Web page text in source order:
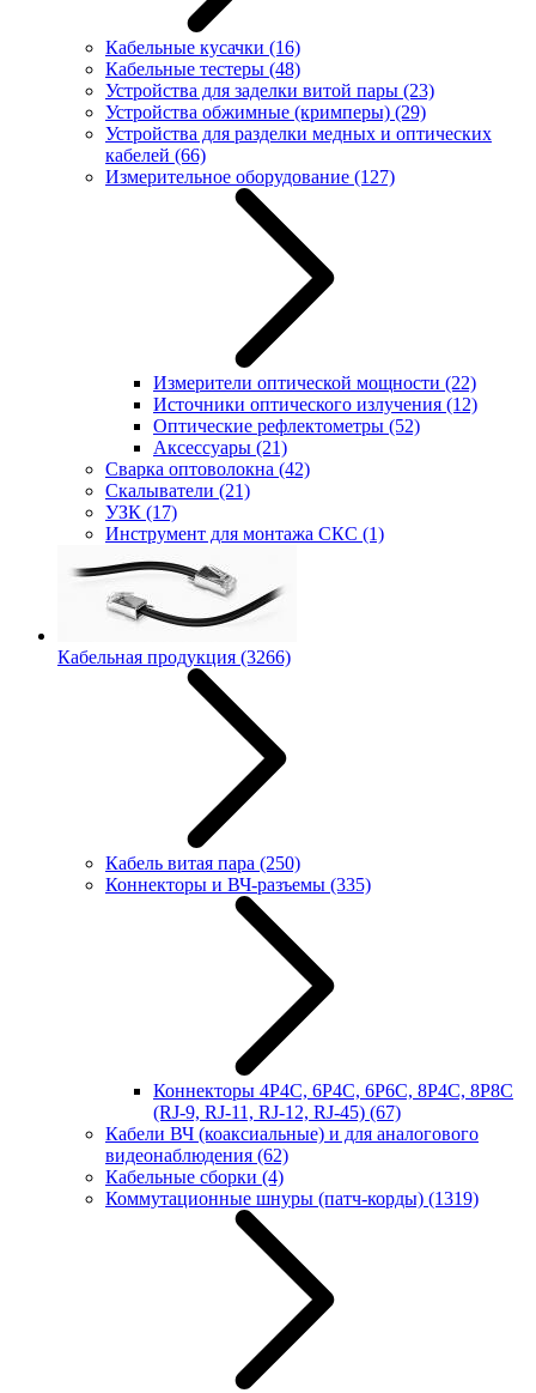
Кабельные кусачки (16)
Кабельные тестеры (48)
Устройства для заделки витой пары (23)
Устройства обжимные (кримперы) (29)
Устройства для разделки медных и оптических
кабелей (66)
Измерительное оборудование (127)
Измерители оптической мощности (22)
Источники оптического излучения (12)
Оптические рефлектометры (52)
Аксессуары (21)
Сварка оптоволокна (42)
Скалыватели (21)
УЗК (17)
Инструмент для монтажа СКС (1)
Кабельная продукция (3266)
Кабель витая пара (250)
Коннекторы и ВЧ-разъемы (335)
Коннекторы 4P4C, 6P4C, 6P6C, 8P4C, 8P8C
(RJ-9, RJ-11, RJ-12, RJ-45) (67)
Кабели ВЧ (коаксиальные) и для аналогового
видеонаблюдения (62)
Кабельные сборки (4)
Коммутационные шнуры (патч-корды) (1319)